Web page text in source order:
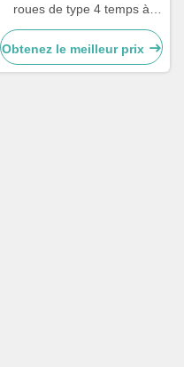
roues de type 4 temps à
recul avec une capacité de
100 lb
Obtenez le meilleur prix